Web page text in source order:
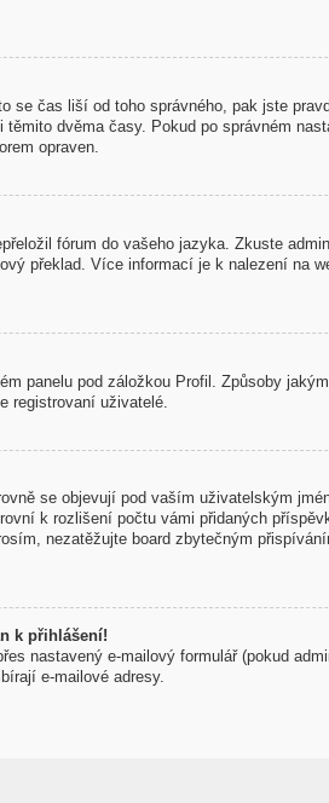
čas liší od toho správného, pak jste
dvěma časy. Pokud po správném
opraven.
fórum do vašeho jazyka. Zkuste
překlad. Více informací je k nalezení na
panelu pod záložkou Profil. Způsoby
registrovaní uživatelé.
se objevují pod vaším uživatelským
k rozlišení počtu vámi přidaných
nezatěžujte board zbytečným
k přihlášení!
nastavený e-mailový formulář (pokud
e-mailové adresy.